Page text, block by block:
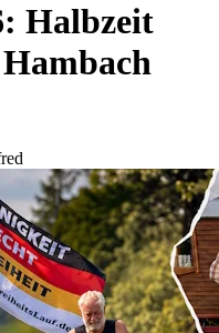
Halbzeit